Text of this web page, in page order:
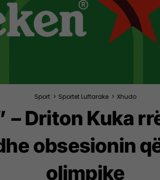
Sport > Sportet Luftarake > Xhudo
– Driton Kuka
obsesionin
olimpike